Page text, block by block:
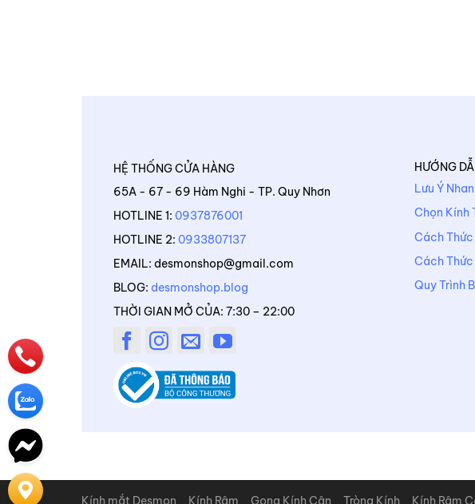
HỆ THỐNG CỬA HÀNG
65A - 67 - 69 Hàm Nghi - TP. Quy Nhơn
HOTLINE 1: 0937876001
HOTLINE 2: 0933807137
EMAIL: desmonshop@gmail.com
BLOG: desmonshop.blog
THỜI GIAN MỞ CỦA: 7:30 – 22:00
HƯỚNG
Lưu Ý
Chọn Kính
Cách Thức
Cách Thức
Quy Trình
Kính mắt Desmon Kính Râm Gọng Kính Cận Tròng Kính Kính Râm